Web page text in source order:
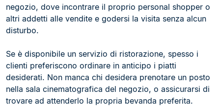
negozio, dove incontrare il proprio personal shopper o
altri addetti alle vendite e godersi la visita senza alcun
disturbo.
Se è disponibile un servizio di ristorazione, spesso i
clienti preferiscono ordinare in anticipo i piatti
desiderati. Non manca chi desidera prenotare un posto
nella sala cinematografica del negozio, o assicurarsi di
trovare ad attenderlo la propria bevanda preferita.